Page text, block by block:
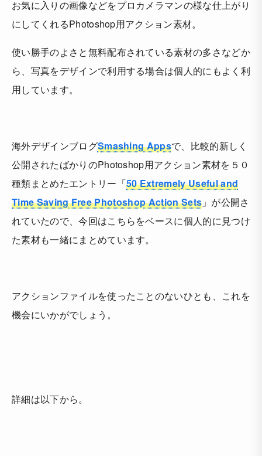
お気に入りの画像などをプロカメラマンの様な仕上がり
にしてくれるPhotoshop用アクション素材。
使い勝手のよさと無料配布されている素材の多さなどか
ら、写真をデザインで利用する場合は個人的にもよく利
用しています。
海外デザインブログSmashing Appsで、比較的新しく
公開されたばかりのPhotoshop用アクション素材を５０
種類まとめたエントリー「50 Extremely Useful and
Time Saving Free Photoshop Action Sets 」が公開さ
れていたので、今回はこちらをベースに個人的に見つけ
た素材も一緒にまとめています。
アクションファイルを使ったことのないひとも、これを
機会にいかがでしょう。
詳細は以下から。